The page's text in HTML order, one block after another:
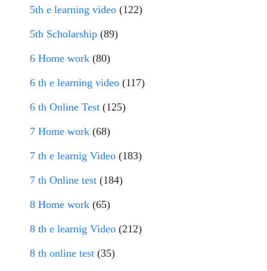
5th e learning video (122)
5th Scholarship (89)
6 Home work (80)
6 th e learning video (117)
6 th Online Test (125)
7 Home work (68)
7 th e learnig Video (183)
7 th Online test (184)
8 Home work (65)
8 th e learnig Video (212)
8 th online test (35)